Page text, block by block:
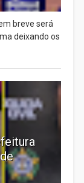
breve será
deixando os